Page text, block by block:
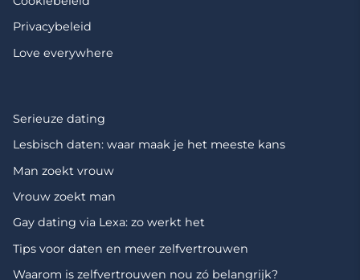
Privacybeleid
Love everywhere
Serieuze dating
Lesbisch daten: waar maak je het meeste kans
Man zoekt vrouw
Vrouw zoekt man
Gay dating via Lexa: zo werkt het
Tips voor daten en meer zelfvertrouwen
Waarom is zelfvertrouwen nou zó belangrijk?